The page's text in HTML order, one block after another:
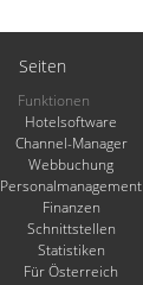
Seiten
Funktionen
Hotelsoftware
Channel-Manager
Webbuchung
Personalmanagement
Finanzen
Schnittstellen
Statistiken
Für Österreich